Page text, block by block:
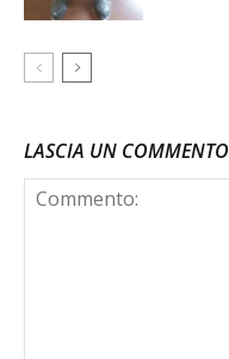
LASCIA UN COMMENTO